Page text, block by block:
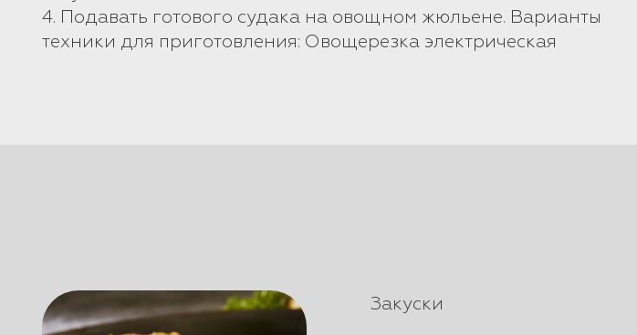
4. Подавать готового судака на овощном жюльене. Варианты
техники для приготовления: Овощерезка электрическая
Закуски